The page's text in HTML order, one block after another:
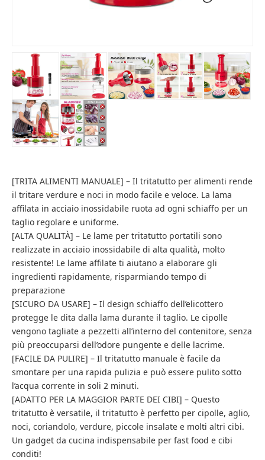
[TRITA ALIMENTI MANUALE] – Il tritatutto per alimenti rende
il tritare verdure e noci in modo facile e veloce. La lama
affilata in acciaio inossidabile ruota ad ogni schiaffo per un
taglio regolare e uniforme.
[ALTA QUALITÀ] – Le lame per tritatutto portatili sono
realizzate in acciaio inossidabile di alta qualità, molto
resistente! Le lame affilate ti aiutano a elaborare gli
ingredienti rapidamente, risparmiando tempo di
preparazione
[SICURO DA USARE] – Il design schiaffo dell’elicottero
protegge le dita dalla lama durante il taglio. Le cipolle
vengono tagliate a pezzetti all’interno del contenitore, senza
più preoccuparsi dell’odore pungente e delle lacrime.
[FACILE DA PULIRE] – Il tritatutto manuale è facile da
smontare per una rapida pulizia e può essere pulito sotto
l’acqua corrente in soli 2 minuti.
[ADATTO PER LA MAGGIOR PARTE DEI CIBI] – Questo
tritatutto è versatile, il tritatutto è perfetto per cipolle, aglio,
noci, coriandolo, verdure, piccole insalate e molti altri cibi.
Un gadget da cucina indispensabile per fast food e cibi
conditi!